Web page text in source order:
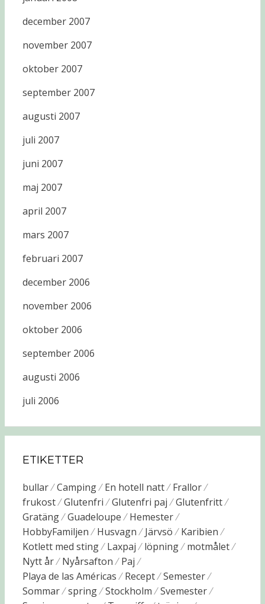
december 2007
november 2007
oktober 2007
september 2007
augusti 2007
juli 2007
juni 2007
maj 2007
april 2007
mars 2007
februari 2007
december 2006
november 2006
oktober 2006
september 2006
augusti 2006
juli 2006
ETIKETTER
bullar Camping En hotell natt
Frallor
frukost
Glutenfri Glutenfri paj
Glutenfritt
Gratäng
Guadeloupe
Hemester
HobbyFamiljen
Husvagn Järvsö
Karibien
Kotlett med sting
Laxpaj löpning
motmålet
Nytt år
Nyårsafton
Paj
Playa de las Américas
Recept
Semester
Sommar
spring Stockholm
Svemester